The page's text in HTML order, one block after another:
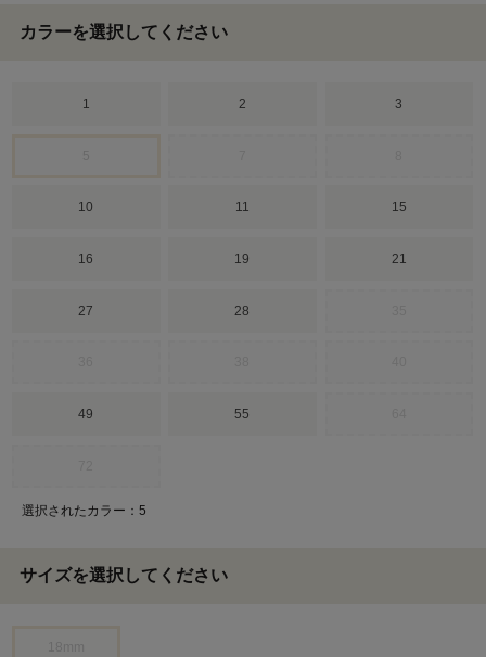
カラーを選択してください
1 2 3
10 11 15
16 19 21
27 28
49 55
選択されたカラー：5
サイズを選択してください